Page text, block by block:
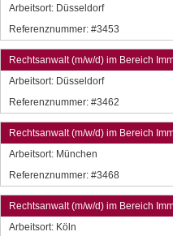
Arbeitsort: Düsseldorf
Referenznummer: #3453
Rechtsanwalt (m/w/d) im Bereich
Arbeitsort: Düsseldorf
Referenznummer: #3462
Rechtsanwalt (m/w/d) im Bereich
Arbeitsort: München
Referenznummer: #3468
Rechtsanwalt (m/w/d) im Bereich
Arbeitsort: Köln